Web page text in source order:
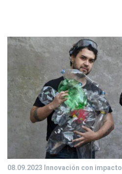
08.09.2023 Innovación con impacto